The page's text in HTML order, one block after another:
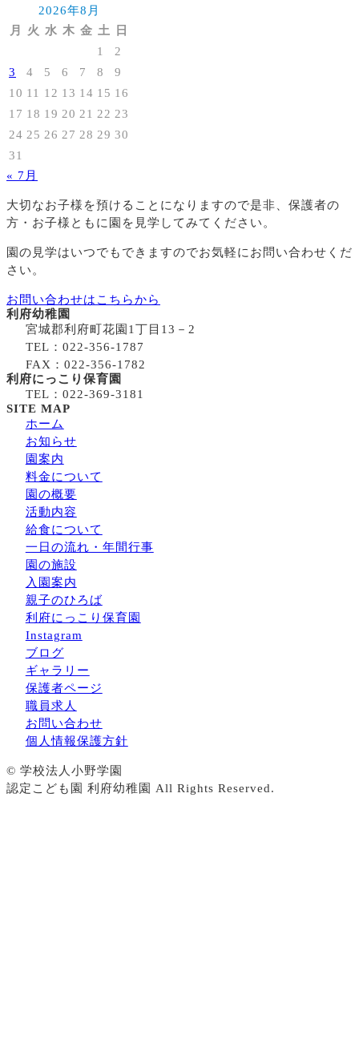
2026年8月
月
火 水 木 金 土
日
1
2
3
4 5 6 7 8
9
10 11 12 13 14 15 16
17 18 19 20 21 22 23
24 25 26 27 28 29 30
31
« 7月
大切なお子様を預けることになりますので是非、保護者の
方・お子様ともに園を見学してみてください。
園の見学はいつでもできますのでお気軽にお問い合わせくだ
さい。
お問い合わせはこちらから
利府幼稚園
宮城郡利府町花園1丁目13－2
TEL：022-356-1787
FAX：022-356-1782
利府にっこり保育園
TEL：022-369-3181
SITE MAP
ホーム
お知らせ
園案内
料金について
園の概要
活動内容
給食について
一日の流れ・年間行事
園の施設
入園案内
親子のひろば
利府にっこり保育園
Instagram
ブログ
ギャラリー
保護者ページ
職員求人
お問い合わせ
個人情報保護方針
© 学校法人小野学園
認定こども園 利府幼稚園 All Rights Reserved.